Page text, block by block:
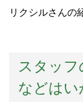
リクシルさんの
スタッ
などはい